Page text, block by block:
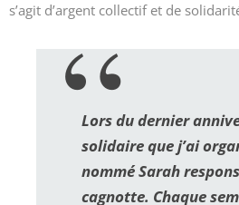
s’agit d’argent collectif et de
Lors du dernier
solidaire que j’ai
nommé Sarah
cagnotte. Chaque